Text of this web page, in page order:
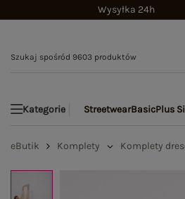
Wysyłka 24h
Kategorie StreetwearBasicPlus
eButik Komplety Komplety